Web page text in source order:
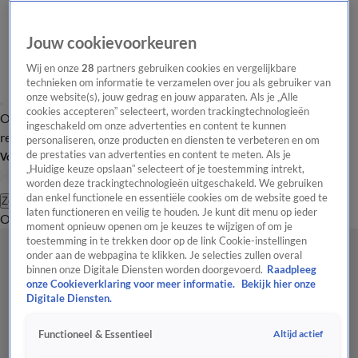
Overzicht Laatste nieuws Regionieuws Het beste van Hart
Tip de
redactie
Volg Hart van Nederland
Zoeken
OverzichtRegioUitzendingenWeerTip de redactiePanelVideo's
Jouw cookievoorkeuren
Wij en onze28 partners gebruiken cookies en vergelijkbare
technieken om informatie te verzamelen over jou als gebruiker van
onze website(s), jouw gedrag en jouw apparaten. Als je „Alle
cookies accepteren” selecteert, worden trackingtechnologieën
ingeschakeld om onze advertenties en content te kunnen
personaliseren, onze producten en diensten te verbeteren en om
de prestaties van advertenties en content te meten. Als je
„Huidige keuze opslaan” selecteert of je toestemming intrekt,
worden deze trackingtechnologieën uitgeschakeld. We gebruiken
dan enkel functionele en essentiële cookies om de website goed te
laten functioneren en veilig te houden. Je kunt dit menu op ieder
moment opnieuw openen om je keuzes te wijzigen of om je
toestemming in te trekken door op de link Cookie-instellingen
onder aan de webpagina te klikken. Je selecties zullen overal
binnen onze Digitale Diensten worden doorgevoerd. Raadpleeg
onze Cookieverklaring voor meer informatie.
Bekijk hier onze
Digitale Diensten.
Functioneel & Essentieel Altijd actief